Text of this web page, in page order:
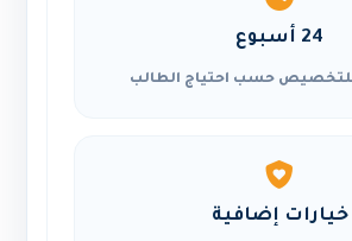
24 أسبوع
للتخصيص حسب احتياج الطالب
خيارات إضافية